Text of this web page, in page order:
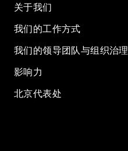
关于我们
我们的工作方式
我们的领导团队与组织治理
影响力
北京代表处